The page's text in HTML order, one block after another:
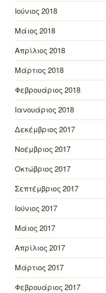
Ιούνιος 2018
Μάιος 2018
Απρίλιος 2018
Μάρτιος 2018
Φεβρουάριος 2018
Ιανουάριος 2018
Δεκέμβριος 2017
Νοέμβριος 2017
Οκτώβριος 2017
Σεπτέμβριος 2017
Ιούνιος 2017
Μάιος 2017
Απρίλιος 2017
Μάρτιος 2017
Φεβρουάριος 2017